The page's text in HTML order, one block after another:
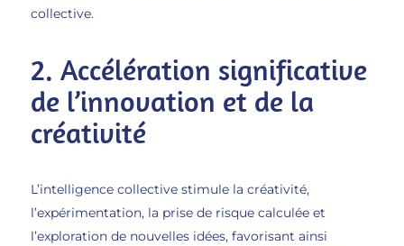
collective.
2. Accélération significative
de l’innovation et de la
créativité
L’intelligence collective stimule la créativité,
l’expérimentation, la prise de risque calculée et
l’exploration de nouvelles idées, favorisant ainsi